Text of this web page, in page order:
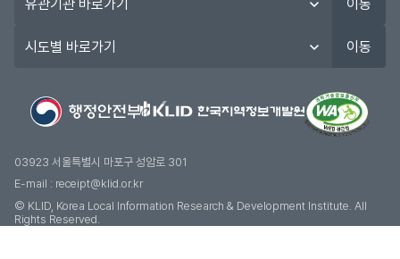
관
이동
도
기
이동
03923 서울특별시 마포구 성암로 301
E-mail : receipt@klid.or.kr
© KLID, Korea Local Information Research & Development Institute. AII
Rights Reserved.